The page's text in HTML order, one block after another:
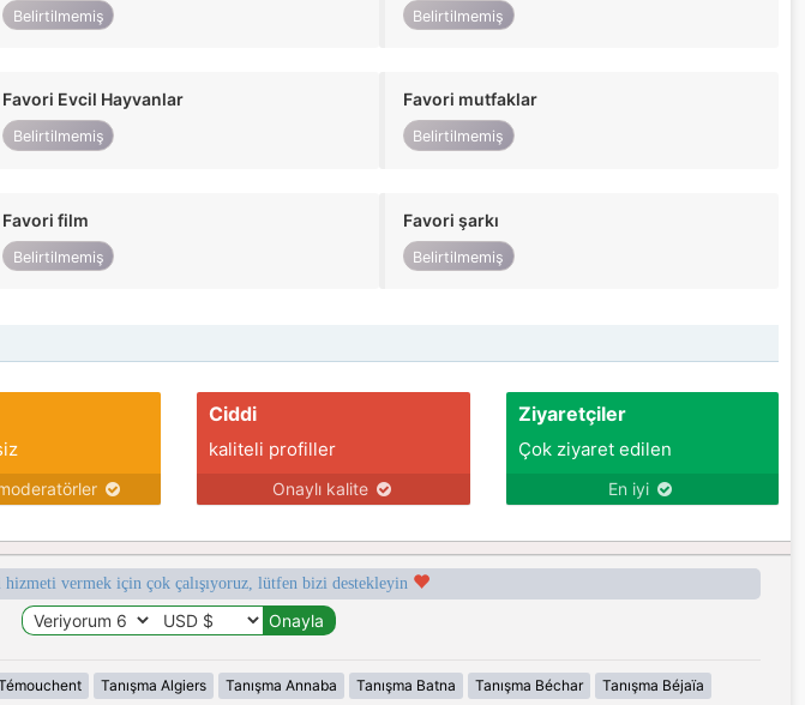
Belirtilmemiş Belirtilmemiş
Favori Evcil Hayvanlar
Belirtilmemiş
Favori mutfaklar
Belirtilmemiş
Favori film
Belirtilmemiş
Favori şarkı
Belirtilmemiş
Ciddi
kaliteli profiller
Onaylı kalite
Ziyaretçiler
Çok ziyaret edilen
En iyi
hizmeti vermek için çok çalışıyoruz, lütfen bizi destekleyin
Tanışma Algiers Tanışma Annaba Tanışma Batna Tanışma Béchar Tanışma Béjaïa